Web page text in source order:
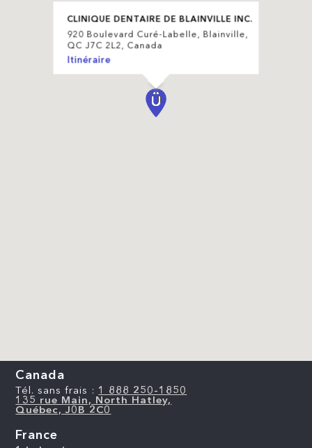
CLINIQUE DENTAIRE DE BLAINVILLE INC.
920 Boulevard Curé-Labelle, Blainville,
QC J7C 2L2, Canada
Itinéraire
Canada
Tél. sans frais : 1 888 250-1850
135 rue Main, North Hatley,
Québec, J0B 2C0
France